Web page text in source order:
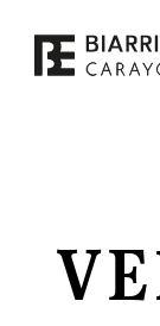
contenu